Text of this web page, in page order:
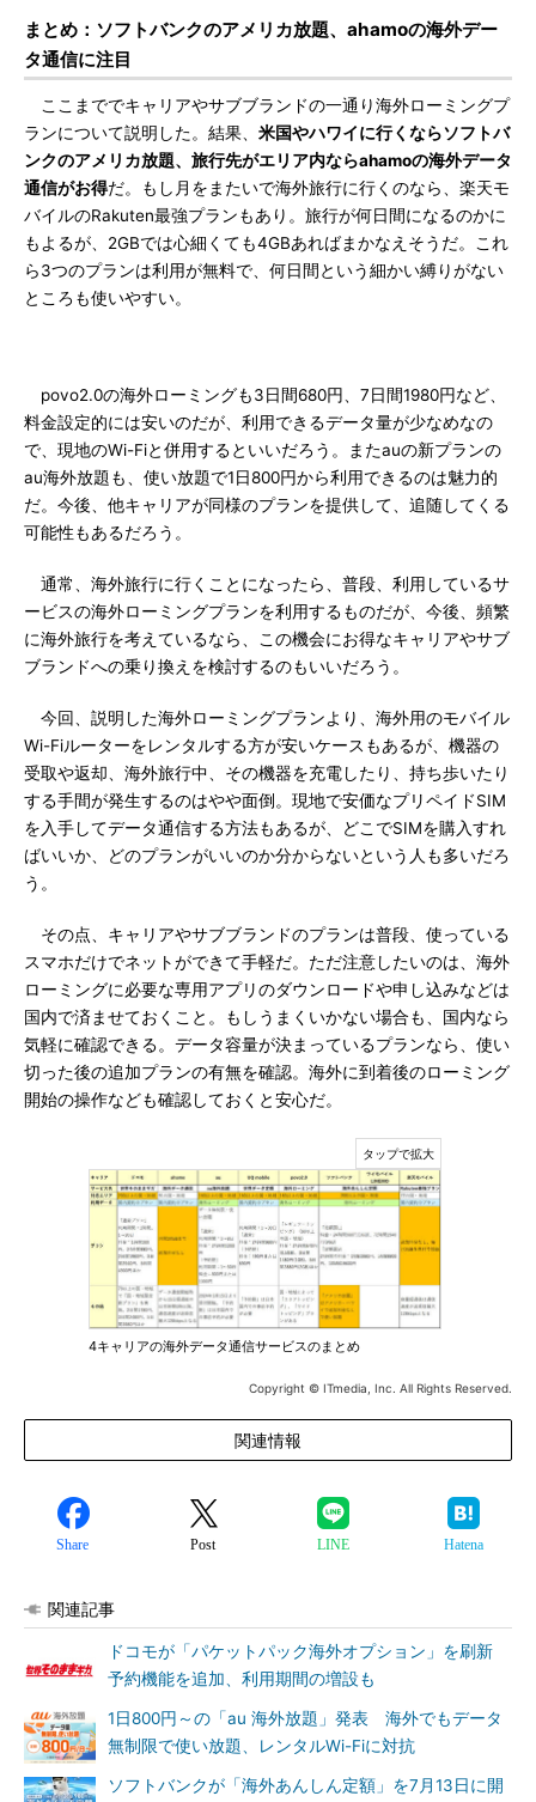
まとめ：ソフトバンクのアメリカ放題、ahamoの海外デー
タ通信に注目
ここまででキャリアやサブブランドの一通り海外ローミングプ
ランについて説明した。結果、 米国やハワイに行くならソフトバ
ンクのアメリカ放題、旅行先がエリア内ならahamoの海外データ
通信がお得だ。もし月をまたいで海外旅行に行くのなら、楽天モ
バイルのRakuten最強プランもあり。旅行が何日間になるのかに
もよるが、2GBでは心細くても4GBあればまかなえそうだ。これ
ら3つのプランは利用が無料で、何日間という細かい縛りがない
ところも使いやすい。
povo2.0の海外ローミングも3日間680円、7日間1980円など、
料金設定的には安いのだが、利用できるデータ量が少なめなの
で、現地のWi-Fiと併用するといいだろう。またauの新プランの
au海外放題も、使い放題で1日800円から利用できるのは魅力的
だ。今後、他キャリアが同様のプランを提供して、追随してくる
可能性もあるだろう。
通常、海外旅行に行くことになったら、普段、利用しているサ
ービスの海外ローミングプランを利用するものだが、今後、頻繁
に海外旅行を考えているなら、この機会にお得なキャリアやサブ
ブランドへの乗り換えを検討するのもいいだろう。
今回、説明した海外ローミングプランより、海外用のモバイル
Wi-Fiルーターをレンタルする方が安いケースもあるが、機器の
受取や返却、海外旅行中、その機器を充電したり、持ち歩いたり
する手間が発生するのはやや面倒。現地で安価なプリペイドSIM
を入手してデータ通信する方法もあるが、どこでSIMを購入すれ
ばいいか、どのプランがいいのか分からないという人も多いだろ
う。
その点、キャリアやサブブランドのプランは普段、使っている
スマホだけでネットができて手軽だ。ただ注意したいのは、海外
ローミングに必要な専用アプリのダウンロードや申し込みなどは
国内で済ませておくこと。もしうまくいかない場合も、国内なら
気軽に確認できる。データ容量が決まっているプランなら、使い
切った後の追加プランの有無を確認。海外に到着後のローミング
開始の操作なども確認しておくと安心だ。
4キャリアの海外データ通信サービスのまとめ
Copyright © ITmedia, Inc. All Rights Reserved.
関連情報
Share Post LINE Hatena
関連記事
ドコモが「パケットパック海外オプション」を刷新
予約機能を追加、利用期間の増設も
1日800円～の「au 海外放題」発表 海外でもデータ
無制限で使い放題、レンタルWi-Fiに対抗
ソフトバンクが「海外あんしん定額」を7月13日に開